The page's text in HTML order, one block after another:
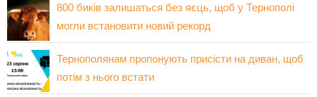
800 биків залишаться без яєць, щоб у Тернополі
могли встановити новий рекорд
Тернополянам пропонують присісти на диван, щоб
потім з нього встати